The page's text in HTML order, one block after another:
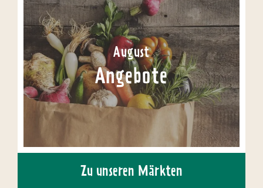
August
Angebote
Zu unseren Märkten